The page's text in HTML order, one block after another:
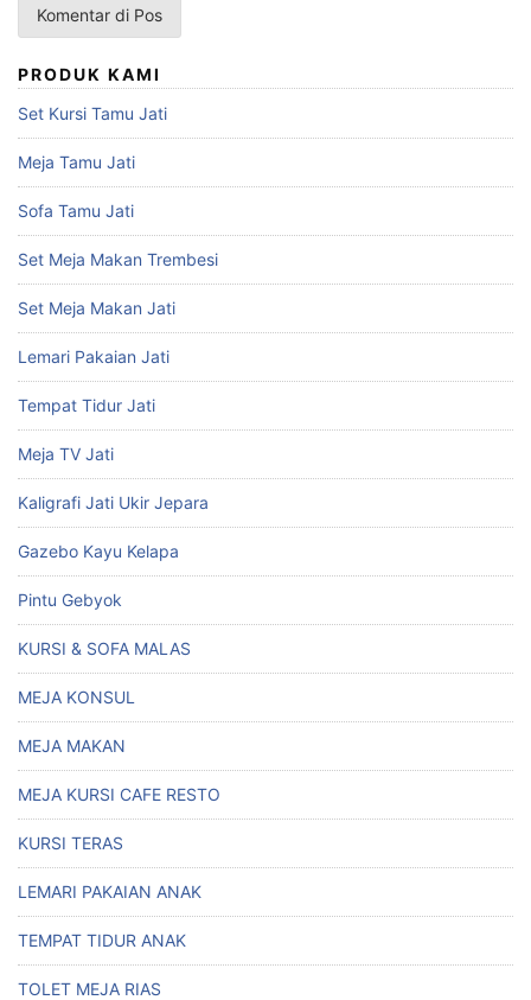
PRODUK KAMI
Set Kursi Tamu Jati
Meja Tamu Jati
Sofa Tamu Jati
Set Meja Makan Trembesi
Set Meja Makan Jati
Lemari Pakaian Jati
Tempat Tidur Jati
Meja TV Jati
Kaligrafi Jati Ukir Jepara
Gazebo Kayu Kelapa
Pintu Gebyok
KURSI & SOFA MALAS
MEJA KONSUL
MEJA MAKAN
MEJA KURSI CAFE RESTO
KURSI TERAS
LEMARI PAKAIAN ANAK
TEMPAT TIDUR ANAK
TOLET MEJA RIAS